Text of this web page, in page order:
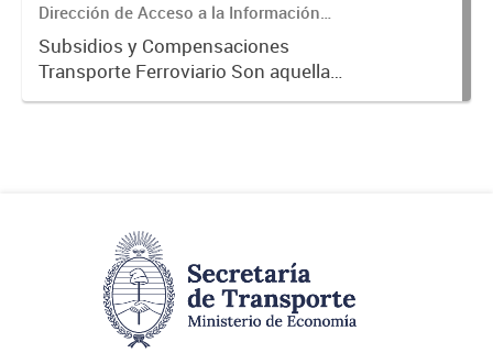
Dirección de Acceso a la Información
Pública y Transparencia
Subsidios y Compensaciones
Transporte Ferroviario Son aquellas
transferencias realizadas por la